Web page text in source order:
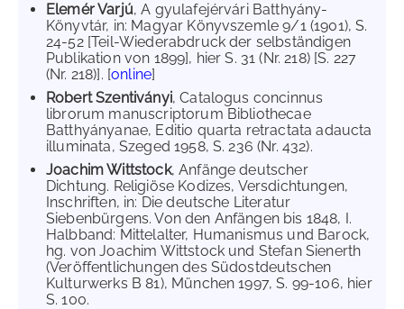
Elemér Varjú, A gyulafejérvári Batthyány-
Könyvtár, in: Magyar Könyvszemle 9/1 (1901), S.
24-52 [Teil-Wiederabdruck der selbständigen
Publikation von 1899], hier S. 31 (Nr. 218) [S. 227
(Nr. 218)]. [online]
Robert Szentiványi, Catalogus concinnus
librorum manuscriptorum Bibliothecae
Batthyányanae, Editio quarta retractata adaucta
illuminata, Szeged 1958, S. 236 (Nr. 432).
Joachim Wittstock, Anfänge deutscher
Dichtung. Religiöse Kodizes, Versdichtungen,
Inschriften, in: Die deutsche Literatur
Siebenbürgens. Von den Anfängen bis 1848, I.
Halbband: Mittelalter, Humanismus und Barock,
hg. von Joachim Wittstock und Stefan Sienerth
(Veröffentlichungen des Südostdeutschen
Kulturwerks B 81), München 1997, S. 99-106, hier
S. 100.